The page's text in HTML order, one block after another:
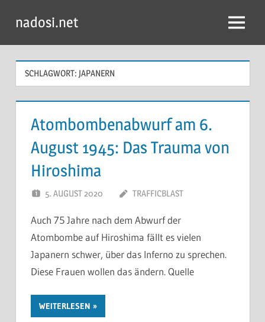
Inhalt
springen
nadosi.net Menü
SCHLAGWORT: JAPANERN
Atombombenabwurf am 6.
August 1945: Das Trauma von
Hiroshima
5. AUGUST 2020 TRAFFICBLAST
Auch 75 Jahre nach dem Abwurf der
Atombombe auf Hiroshima fällt es vielen
Japanern schwer, über das Inferno zu sprechen.
Diese Frauen wollen das ändern. Quelle
WEITERLESEN